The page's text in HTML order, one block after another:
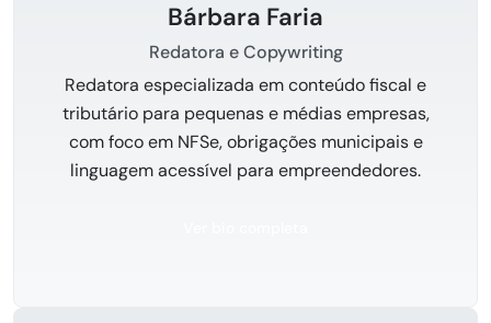
Bárbara Faria
Redatora e Copywriting
Redatora especializada em conteúdo fiscal e
tributário para pequenas e médias empresas,
com foco em NFSe, obrigações municipais e
linguagem acessível para empreendedores.